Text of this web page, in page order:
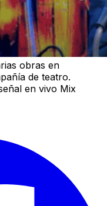
obras en
de teatro.
en vivo Mix